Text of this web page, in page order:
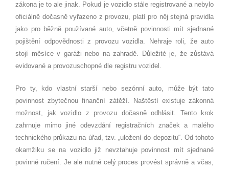
zákona je to ale jinak. Pokud je vozidlo stále registrované a nebylo
oficiálně dočasně vyřazeno z provozu, platí pro něj stejná pravidla
jako pro běžně používané auto, včetně povinnosti mít sjednané
pojištění odpovědnosti z provozu vozidla. Nehraje roli, že auto
stojí měsíce v garáži nebo na zahradě. Důležité je, že zůstává
evidované a provozuschopné dle registru vozidel.
Pro ty, kdo vlastní starší nebo sezónní auto, může být tato
povinnost zbytečnou finanční zátěží. Naštěstí existuje zákonná
možnost, jak vozidlo z provozu dočasně odhlásit. Tento krok
zahrnuje mimo jiné odevzdání registračních značek a malého
technického průkazu na úřad, tzv. „uložení do depozitu“. Od tohoto
okamžiku se na vozidlo již nevztahuje povinnost mít sjednané
povinné ručení. Je ale nutné celý proces provést správně a včas,